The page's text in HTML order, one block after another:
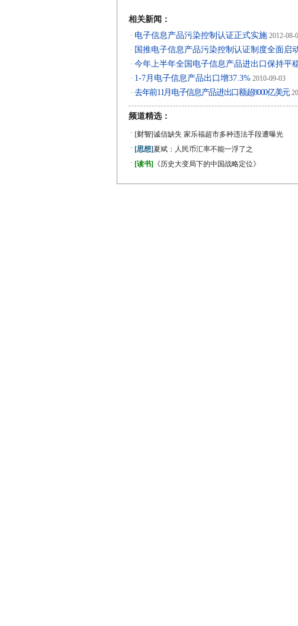
相关新闻：
· 电子信息产品污染控制认证正式实施 2012-08-
· 国推电子信息产品污染控制认证制度全面启
· 今年上半年全国电子信息产品进出口保持平
· 1-7月电子信息产品出口增37.3% 2010-09-03
· 去年前11月电子信息产品进出口额超8000亿美元
频道精选：
· [财智]诚信缺失 家乐福超市多种违法手段遭曝光
· [思想]夏斌：人民币汇率不能一浮了之
· [读书] 《历史大变局下的中国战略定位》